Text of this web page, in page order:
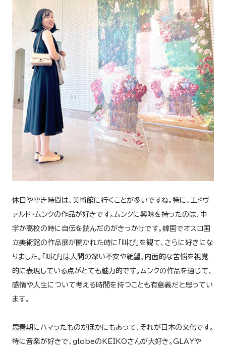
休日や空き時間は、美術館に行くことが多いですね。特に、エドヴ
ァルド・ムンクの作品が好きです。ムンクに興味を持ったのは、中
学か高校の時に自伝を読んだのがきっかけです。韓国でオスロ国
立美術館の作品展が開かれた時に「叫び」を観て、さらに好きにな
りました。「叫び」は人間の深い不安や絶望、内面的な苦悩を視覚
的に表現している点がとても魅力的です。ムンクの作品を通じて、
感情や人生について考える時間を持つことも有意義だと思ってい
ます。
思春期にハマったものがほかにもあって、それが日本の文化です。
特に音楽が好きで、globeのKEIKOさんが大好き。GLAYや